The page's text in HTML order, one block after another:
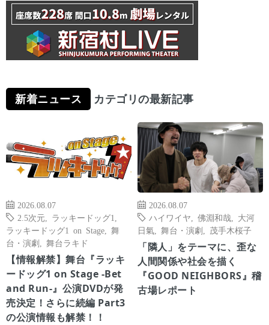
新着ニュース カテゴリの最新記事
2026.08.07
2.5次元
ラッキードッグ1
ラッキードッグ1 on Stage
舞
台・演劇
舞台ラキド
【情報解禁】舞台『ラッキ
ードッグ1 on Stage -Bet
and Run-』公演DVDが発
売決定！さらに続編 Part3
の公演情報も解禁！！
2026.08.07
ハイワイヤ
佛淵和哉
大河
日氣
舞台・演劇 茂手木桜子
「隣人」をテーマに、歪な
人間関係や社会を描く
『GOOD NEIGHBORS』稽
古場レポート